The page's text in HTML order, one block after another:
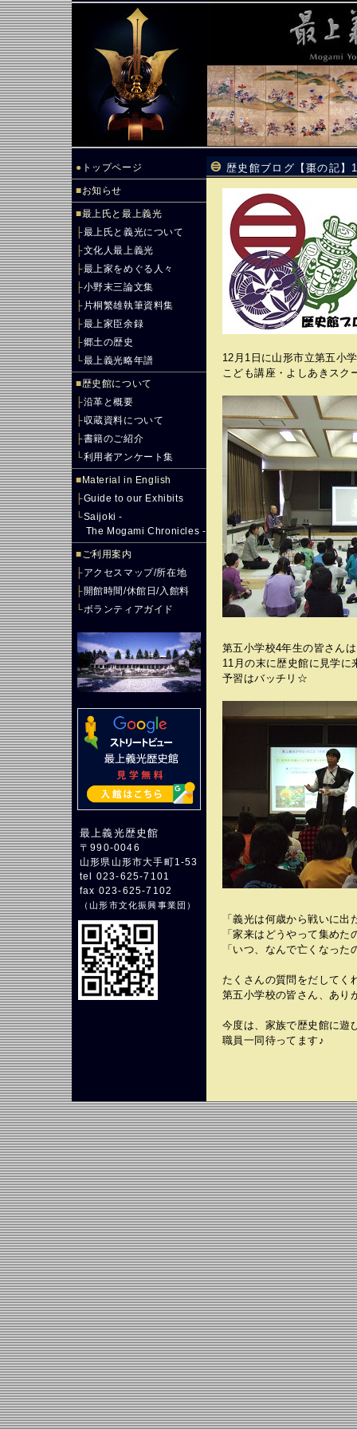
● トップページ
■お知らせ
■最上氏と最上義光
├最上氏と義光について
├文化人最上義光
├最上家をめぐる人々
├小野末三論文集
├ 片桐繁雄執筆資料集
├最上家臣余録
├郷土の歴史
└最上義光略年譜
■歴史館について
├沿革と概要
├収蔵資料について
├書籍のご紹介
└利用者アンケート集
■ Material in English
├Guide to our Exhibits
└Saijoki -
The Mogami Chronicles -
■ご利用案内
├アクセスマップ/所在地
├開館時間/休館日/入館料
└ボランティアガイド
最上義光歴史館
〒990-0046
山形県山形市大手町1-53
tel 023-625-7101
fax 023-625-7102
（山形市文化振興事業団 ）
歴史館ブログ【棗の記
12月1日に山形市立第五小
こども講座・よしあきスク
第五小学校4年生の皆さん
11月の末に歴史館に見学に
予習はバッチリ☆
「義光は何歳から戦いに出
「家来はどうやって集めた
「いつ、なんで亡くなった
たくさんの質問をだしてく
第五小学校の皆さん、あり
今度は、家族で歴史館に遊
職員一同待ってます♪